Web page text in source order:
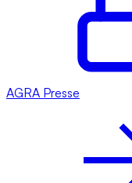
AGRA Presse